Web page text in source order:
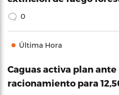
0
Última Hora
Caguas activa plan
racionamiento para